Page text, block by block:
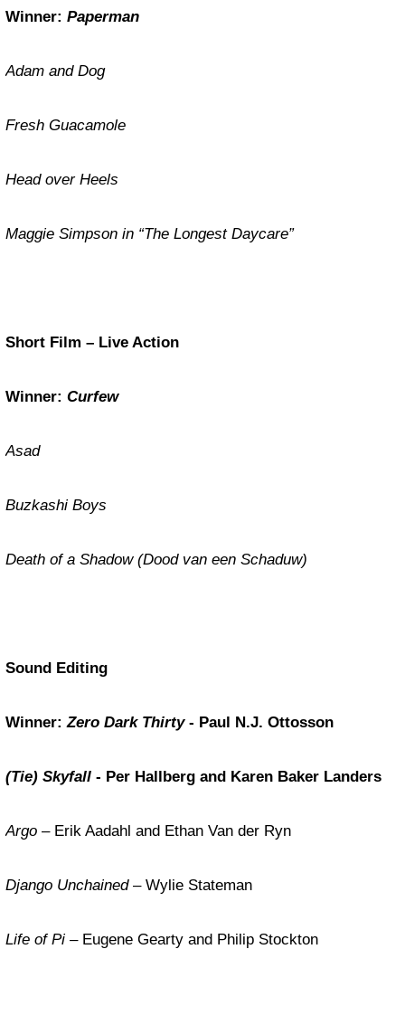
Winner: Paperman
Adam and Dog
Fresh Guacamole
Head over Heels
Maggie Simpson in “The Longest Daycare”
Short Film – Live Action
Winner: Curfew
Asad
Buzkashi Boys
Death of a Shadow (Dood van een Schaduw)
Sound Editing
Winner:Zero Dark Thirty- Paul N.J. Ottosson
(Tie) Skyfall - Per Hallberg and Karen Baker Landers
Argo – Erik Aadahl and Ethan Van der Ryn
Django Unchained– Wylie Stateman
Life of Pi – Eugene Gearty and Philip Stockton